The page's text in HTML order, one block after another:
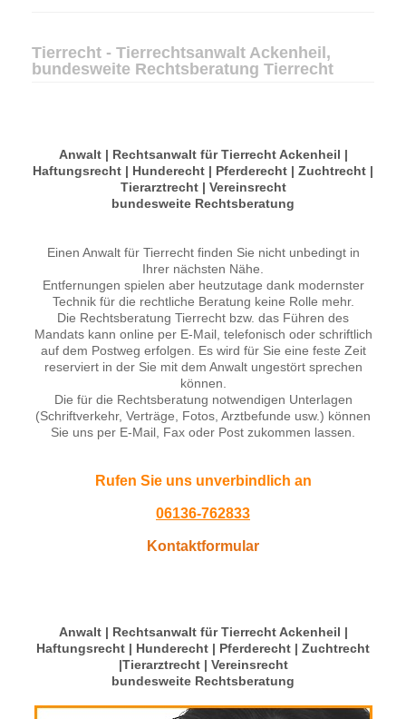
Tierrecht - Tierrechtsanwalt Ackenheil,
bundesweite Rechtsberatung Tierrecht
Anwalt | Rechtsanwalt für Tierrecht Ackenheil |
Haftungsrecht | Hunderecht | Pferderecht | Zuchtrecht |
Tierarztrecht | Vereinsrecht
bundesweite Rechtsberatung
Einen Anwalt für Tierrecht finden Sie nicht unbedingt in
Ihrer nächsten Nähe.
Entfernungen spielen aber heutzutage dank modernster
Technik für die rechtliche Beratung keine Rolle mehr.
Die Rechtsberatung Tierrecht bzw. das Führen des
Mandats kann online per E-Mail, telefonisch oder schriftlich
auf dem Postweg erfolgen. Es wird für Sie eine feste Zeit
reserviert in der Sie mit dem Anwalt ungestört sprechen
können.
Die für die Rechtsberatung notwendigen Unterlagen
(Schriftverkehr, Verträge, Fotos, Arztbefunde usw.) können
Sie uns per E-Mail, Fax oder Post zukommen lassen.
Rufen Sie uns unverbindlich an
06136-762833
Kontaktformular
Anwalt | Rechtsanwalt für Tierrecht Ackenheil |
Haftungsrecht | Hunderecht | Pferderecht | Zuchtrecht
|Tierarztrecht | Vereinsrecht
bundesweite Rechtsberatung